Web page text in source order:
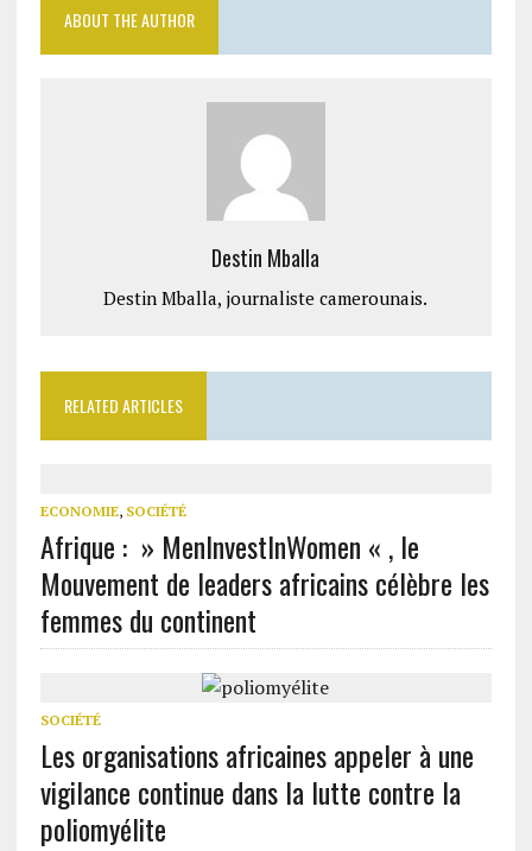
ABOUT THE AUTHOR
Destin Mballa
Destin Mballa, journaliste camerounais.
RELATED ARTICLES
ECONOMIE, SOCIÉTÉ
Afrique : » MenInvestInWomen « , le
Mouvement de leaders africains célèbre les
femmes du continent
SOCIÉTÉ
Les organisations africaines appeler à une
vigilance continue dans la lutte contre la
poliomyélite